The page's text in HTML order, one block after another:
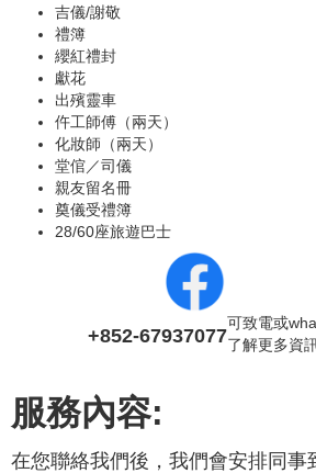
吉儀/謝敬
禮簿
纓紅禮封
獻花
出殯靈車
仵工師傅（兩天）
化妝師（兩天）
堂倌／司儀
親友留名冊
奠儀受禮簿
28/60座旅遊巴士
+852-67937077
可致電或
了解更多資
服務內容:
在您聯絡我們後，我們會安排同事